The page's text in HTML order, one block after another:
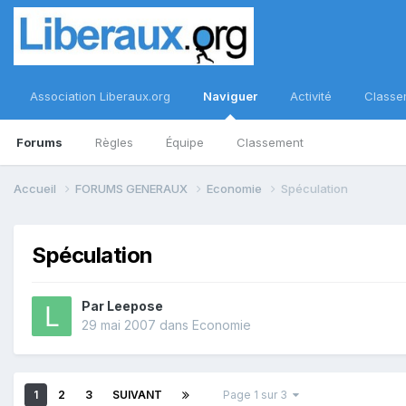
Association Liberaux.org Naviguer
Forums Règles Équipe Classement
Activité
Accueil FORUMS GENERAUX Economie Spéculation
Spéculation
Par Leepose
29 mai 2007 dans Economie
1 2 3 SUIVANT Page 1 sur 3